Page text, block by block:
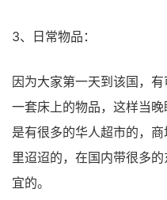
3、日常物品：
因为大家第一天到该国，
一套床上的物品，这样当
是有很多的华人超市的，
里迢迢的，在国内带很多
宜的。